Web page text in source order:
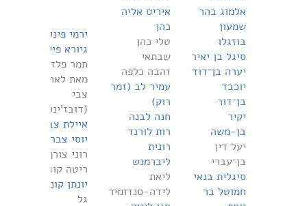
אלמוג בהר
שמעון
בוזגלו
סיגל בן יאיר
יערה בן־דוד
יוכבד
בן־דור
יקיר
בן-משה
יעל דין
בן־עברי
סיגלית בנאי
חמוטל בר
איריס אליה
כהן
טלי כהן
שבתאי
זהבה כלפה
עמיר לב (זמר
רוק)
חנה לבנה
רות לורנד
רונית
ליברמנש
ליאת
לידה-סנדומיר
ירמי פינקוס
גיורא פישר
תמר פלדברג
מאת לאה
צבי
(דובז'ינסקי)
איילת צברי
יוסי צברי
רוני צורף
ריטה קוגן
יונתן קונדה
גל